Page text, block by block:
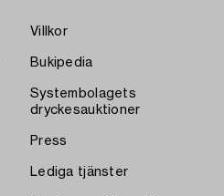
Villkor
Bukipedia
Systembolagets
dryckesauktioner
Press
Lediga tjänster